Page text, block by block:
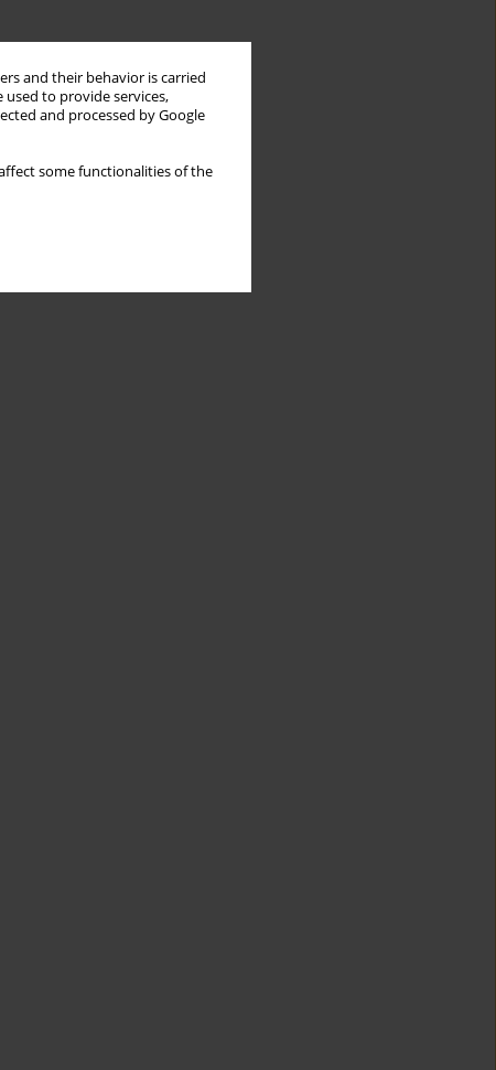
and their behavior is carried
to provide services,
and processed by Google
some functionalities of the